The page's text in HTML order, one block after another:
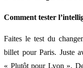
Comment tester
Faites le test du
billet pour Paris. Juste
« Plutôt pour Lyon ».